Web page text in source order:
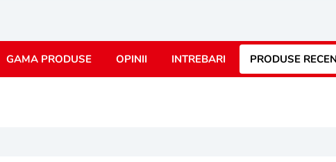
GAMA PRODUSE OPINII INTREBARI PRODUSE